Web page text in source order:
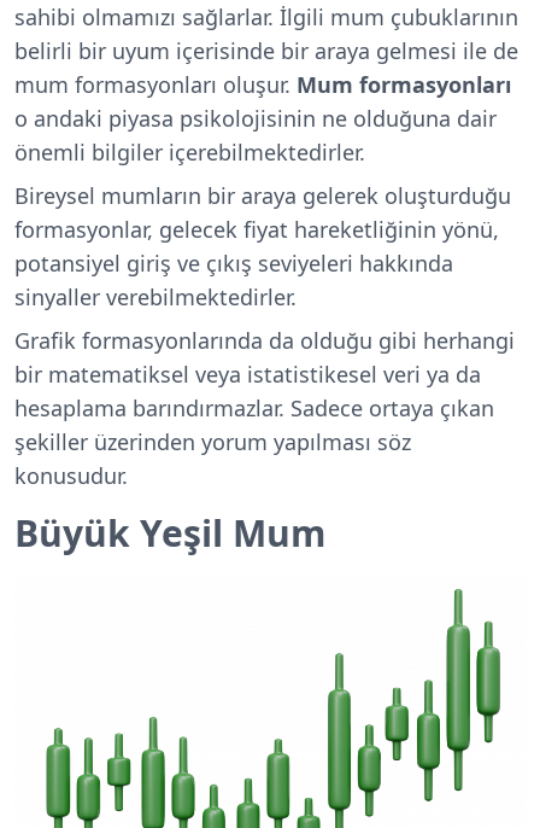
sahibi olmamızı sağlarlar. İlgili mum çubuklarının
belirli bir uyum içerisinde bir araya gelmesi ile de
mum formasyonları oluşur. Mum formasyonları
o andaki piyasa psikolojisinin ne olduğuna dair
önemli bilgiler içerebilmektedirler.
Bireysel mumların bir araya gelerek oluşturduğu
formasyonlar, gelecek fiyat hareketliğinin yönü,
potansiyel giriş ve çıkış seviyeleri hakkında
sinyaller verebilmektedirler.
Grafik formasyonlarında da olduğu gibi herhangi
bir matematiksel veya istatistikesel veri ya da
hesaplama barındırmazlar. Sadece ortaya çıkan
şekiller üzerinden yorum yapılması söz
konusudur.
Büyük Yeşil Mum